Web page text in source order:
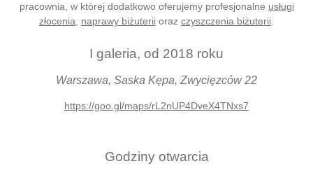
pracownia, w której dodatkowo oferujemy profesjonalne usługi
złocenia
naprawy biżuterii oraz czyszczenia biżuterii
I galeria, od 2018 roku
Warszawa, Saska Kępa, Zwycięzców 22
https://goo.gl/maps/rL2nUP4DveX4TNxs7
Godziny otwarcia